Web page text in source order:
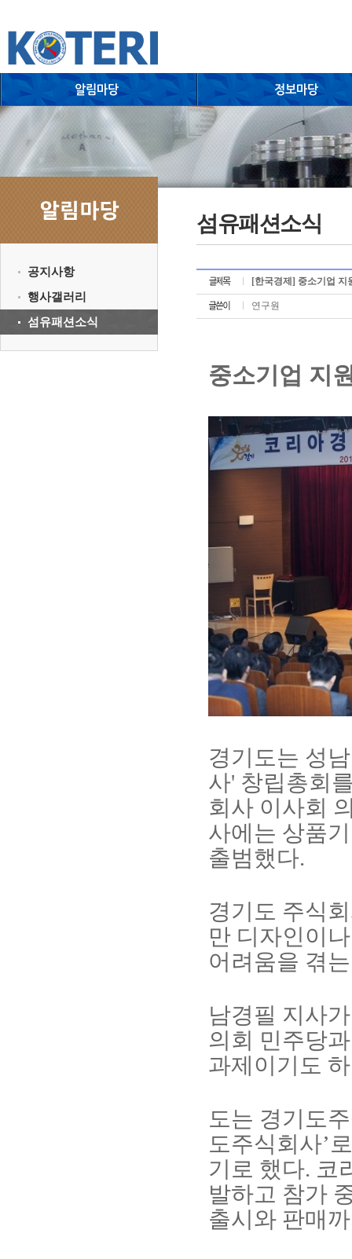
공지사항
행사갤러리
섬유패션소식
섬유패션소식
[한국경제] 중소기업 지
연구원
중소기업 지
경기도는 성
사' 창립총회
회사 이사회
사에는 상품
출범했다.
경기도 주식
만 디자인이
어려움을 겪
남경필 지사
의회 민주당
과제이기도
도는 경기도
도주식회사’
기로 했다. 코
발하고 참가
출시와 판매